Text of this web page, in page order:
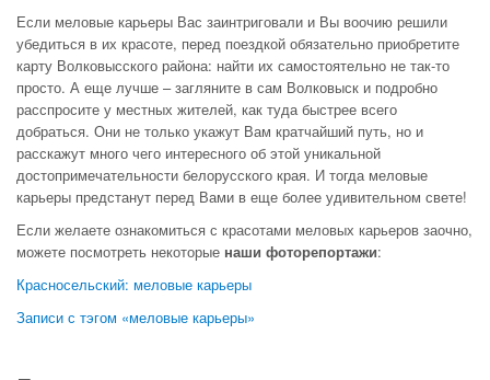
Если меловые карьеры Вас заинтриговали и Вы воочию решили
убедиться в их красоте, перед поездкой обязательно приобретите
карту Волковысского района: найти их самостоятельно не так-то
просто. А еще лучше – загляните в сам Волковыск и подробно
расспросите у местных жителей, как туда быстрее всего
добраться. Они не только укажут Вам кратчайший путь, но и
расскажут много чего интересного об этой уникальной
достопримечательности белорусского края. И тогда меловые
карьеры предстанут перед Вами в еще более удивительном свете!
Если желаете ознакомиться с красотами меловых карьеров заочно,
можете посмотреть некоторые наши фоторепортажи:
Красносельский: меловые карьеры
Записи с тэгом «меловые карьеры»